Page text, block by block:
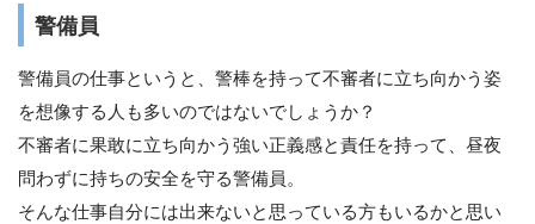
警備員
警備員の仕事というと、警棒を持って不審者に立ち向かう姿
を想像する人も多いのではないでしょうか？
不審者に果敢に立ち向かう強い正義感と責任を持って、昼夜
問わずに持ちの安全を守る警備員。
そんな仕事自分には出来ないと思っている方もいるかと思い